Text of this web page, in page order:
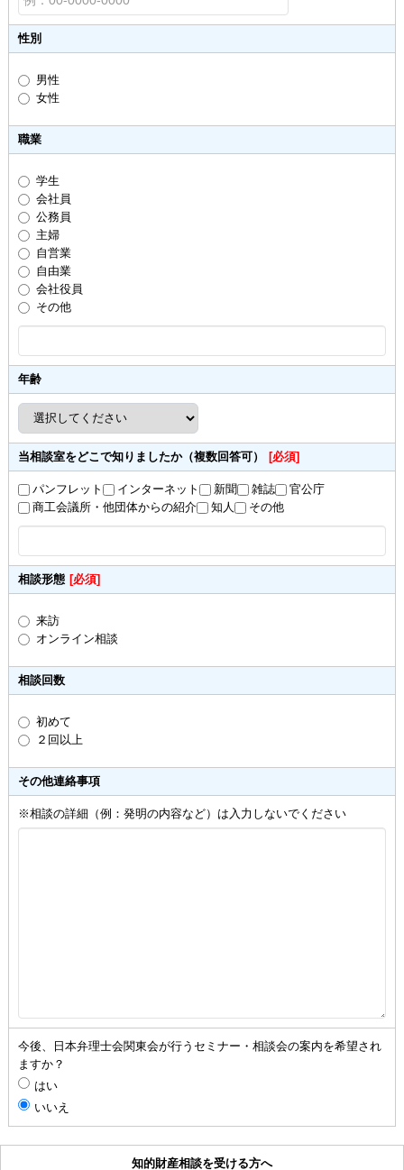
性別
男性
女性
職業
学生
会社員
公務員
主婦
自営業
自由業
会社役員
その他
年齢
当相談室をどこで知りましたか（複数回答可） [必須]
パンフレット インターネット 新聞 雑誌
官公庁
商工会議所・他団体からの紹介
知人 その他
相談形態 [必須]
来訪
オンライン相談
相談回数
初めて
２回以上
その他連絡事項
※相談の詳細（例：発明の内容など）は入力しないでください
今後、日本弁理士会関東会が行うセミナー・相談会の案内を希望され
ますか？
はい
いいえ
知的財産相談を受ける方へ